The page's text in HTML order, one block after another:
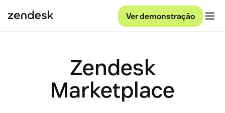
Ver demonstração
Zendesk
Marketplace